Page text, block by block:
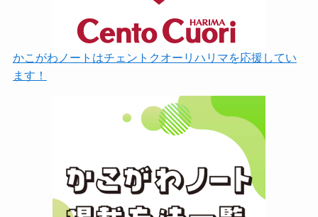
かこがわノートはチェントクオーリハリマを応援してい
ます！